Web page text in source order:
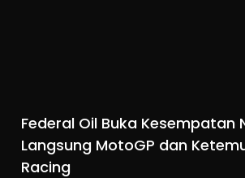
Federal Oil Buka Kesempatan
Langsung MotoGP dan
Racing